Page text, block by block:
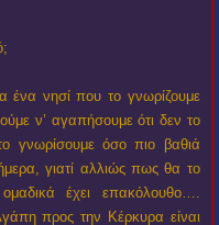
νησί που το γνωρίζουμε
ν’ αγαπήσουμε ότι δεν το
γνωρίσουμε όσο πιο βαθιά
γιατί αλλιώς πως θα το
έχει επακόλουθο….
προς την Κέρκυρα είναι